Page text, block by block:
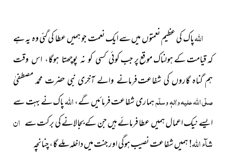
اللہپاک کی عظیم نعمتوں میں سے ایک نعمت جو ہمیں عطا کی گئی وہ یہ ہے
کہ قیامت کے ہولناک موقع پر جبکوئی کسی کو نہ پوچھتا ہوگا، اس وقت
ہم گناہ گاروں کی شفاعتفرمانے والے آخِری نبی حضرت محمد مصطفیٰ
صلّی اللہ علیہ واٰلہٖ وسلّمہماری شفاعت فرمائیں گے،اللہپاک نے بہت سے
ایسے نیک اعمال ہمیں عطا فرمائے ہیں جن کے بجالانے کی برکتسے ان
شآء اللہ!ہمیں شفاعت نصیب ہوگی اور جنت میں داخلہملے گا، چنانچہ